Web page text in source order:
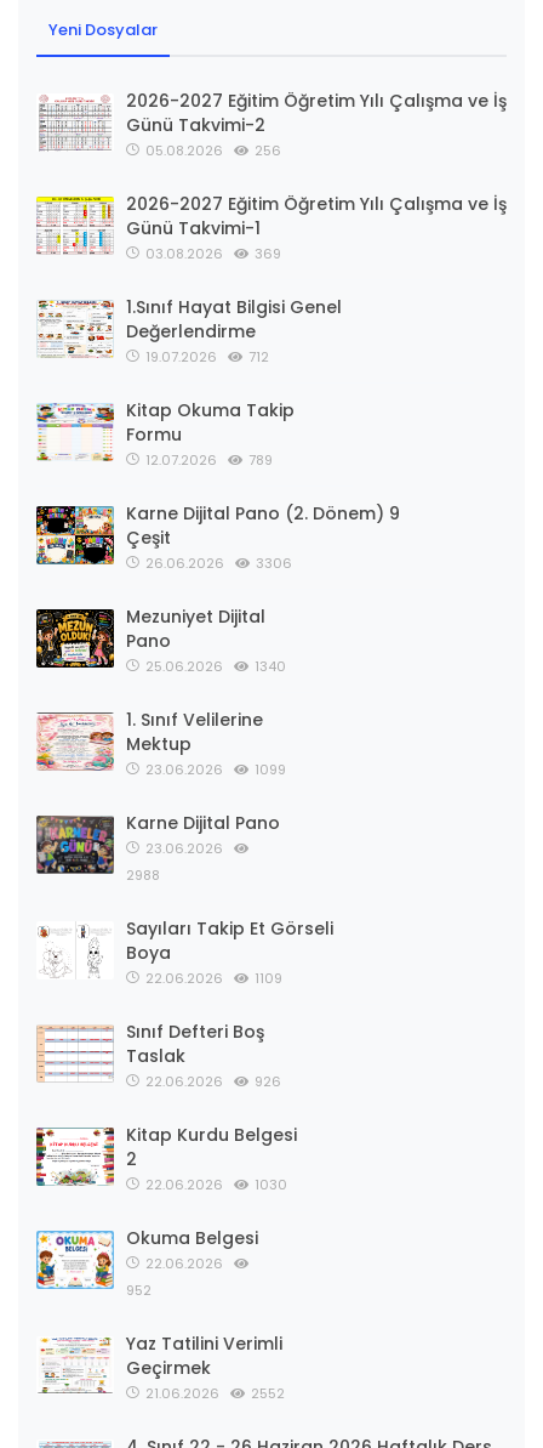
Yeni Dosyalar
2026-2027 Eğitim Öğretim Yılı Çalışma ve İş
Günü Takvimi-2
05.08.2026 256
2026-2027 Eğitim Öğretim Yılı Çalışma ve İş
Günü Takvimi-1
03.08.2026 369
1.Sınıf Hayat Bilgisi Genel
Değerlendirme
19.07.2026 712
Kitap Okuma Takip
Formu
12.07.2026 789
Karne Dijital Pano (2. Dönem) 9
Çeşit
26.06.2026 3306
Mezuniyet Dijital
Pano
25.06.2026 1340
1. Sınıf Velilerine
Mektup
23.06.2026 1099
Karne Dijital Pano
23.06.2026
2988
Sayıları Takip Et Görseli
Boya
22.06.2026 1109
Sınıf Defteri Boş
Taslak
22.06.2026 926
Kitap Kurdu Belgesi
2
22.06.2026 1030
Okuma Belgesi
22.06.2026
952
Yaz Tatilini Verimli
Geçirmek
21.06.2026 2552